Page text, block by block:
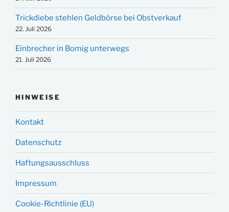
Trickdiebe stehlen Geldbörse bei Obstverkauf
22. Juli 2026
Einbrecher in Bomig unterwegs
21. Juli 2026
HINWEISE
Kontakt
Datenschutz
Haftungsausschluss
Impressum
Cookie-Richtlinie (EU)